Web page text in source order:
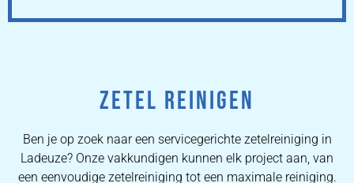
ZETEL REINIGEN
Ben je op zoek naar een servicegerichte zetelreiniging in
Ladeuze? Onze vakkundigen kunnen elk project aan, van
een eenvoudige zetelreiniging tot een maximale reiniging.